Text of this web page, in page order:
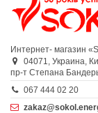
Интернет- магазин
04071, Украина,
пр-т Степана
067 444 02 20